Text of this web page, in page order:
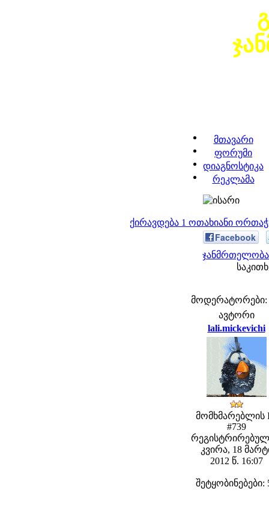
მთავარი
ფორუმი
დიაგნოსტიკა
რეკლამა
ქირავდება 1 ოთახიანი
Facebook
ჯანმრთელობა
მოდერატორები:
ავტორი
lali.mickevichi
მომხმარებლის
#739
კვირა, 18
2012 წ. 16:07
შეტყობინებები: